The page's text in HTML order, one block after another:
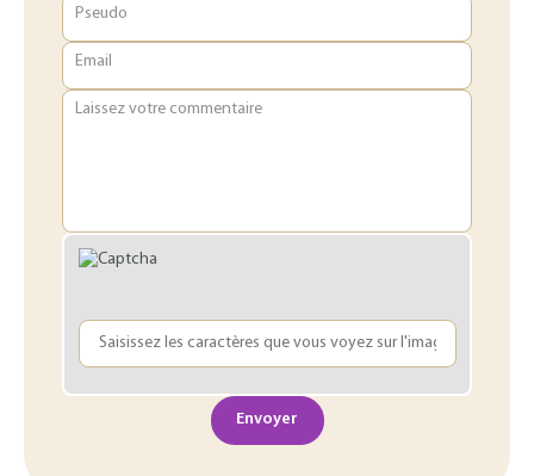
Pseudo
Email
Laissez votre commentaire
Envoyer